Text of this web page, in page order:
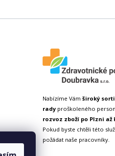
Nabízíme Vám široký
radyproškoleného
rozvoz zboží po Plzni
Pokud byste chtěli této
požádat naše pracovníky.